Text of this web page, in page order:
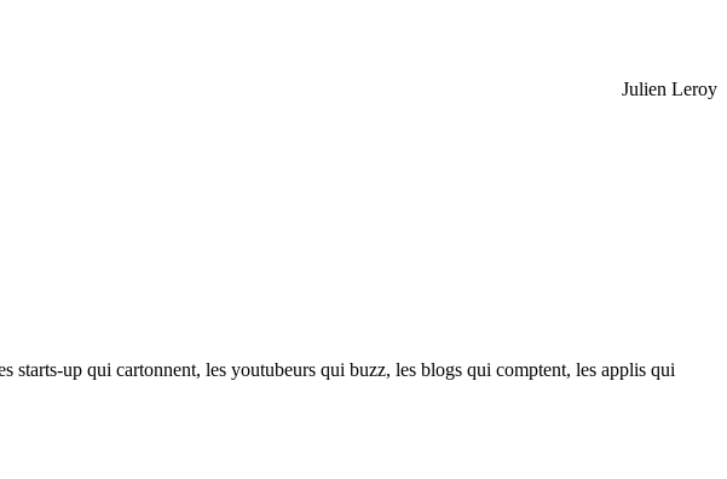
Julien Leroy
up qui cartonnent, les youtubeurs qui buzz, les blogs qui comptent, les applis qui